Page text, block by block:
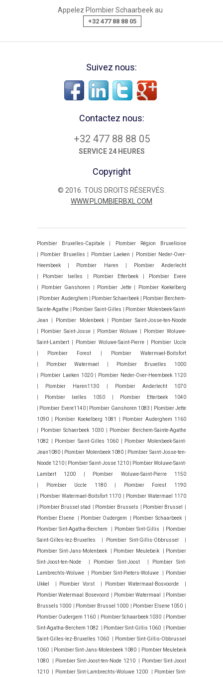
Appelez Plombier Schaarbeek au
+32 477 88 88 05
Suivez nous:
Contactez nous:
+32 477 88 88 05
SERVICE 24 HEURES
Copyright
© 2016. TOUS DROITS RÉSERVÉS.
WWW.PLOMBIERBXL.COM
Plombier Bruxelles-Capitale
Plombier Région Bruxelloise
Plombier Bruxelles Plombier Laeken
Plombier Neder-Over-
Heembeek| Plombier Haren
Plombier Anderlecht
Plombier Ixelles Plombier Etterbeek|
Plombier Evere
Plombier Ganshoren Plombier Jette|
Plombier Koekelberg
Plombier Auderghem Plombier Schaerbeek|
Plombier Berchem-
Sainte-Agathe
Plombier Saint-Gilles
Plombier Molenbeek-Saint-
Jean
Plombier Molenbeek|
Plombier Saint-Josse-ten-Noode
Plombier Saint-Josse| Plombier Woluwe
Plombier Woluwe-
Saint-Lambert
Plombier Woluwe-Saint-Pierre
Plombier Uccle
Plombier Forest
Plombier Watermael-Boitsfort
Plombier Watermael
Plombier Bruxelles 1000
Plombier Laeken 1020|
Plombier Neder-Over-Heembeek 1120
Plombier Haren1130
Plombier Anderlecht 1070
Plombier Ixelles 1050
Plombier Etterbeek 1040
Plombier Evere1140| Plombier Ganshoren 1083
Plombier Jette
1090
Plombier Koekelberg 1081
Plombier Auderghem 1160
Plombier Schaerbeek 1030
Plombier Berchem-Sainte-Agathe
1082
Plombier Saint-Gilles 1060
Plombier Molenbeek-Saint-
Jean1080
Plombier Molenbeek 1080
Plombier Saint-Josse-ten-
Noode 1210
Plombier Saint-Josse 1210
Plombier Woluwe-Saint-
Lambert 1200
Plombier Woluwe-Saint-Pierre 1150
Plombier Uccle 1180
Plombier Forest 1190
Plombier Watermael-Boitsfort 1170
Plombier Watermael 1170
Plombier Brussel stad Plombier Brussels Plombier Brussel
Plombier Elsene
Plombier Oudergem Plombier Schaarbeek|
Plombier Sint-Agatha-Berchem
Plombier Sint-Gillis
Plombier
Saint-Gilles-lez-Bruxelles
Plombier Sint-Gillis-Obbrussel
Plombier Sint-Jans-Molenbeek| Plombier Meulebeik|
Plombier
Sint-Joost-ten-Node
Plombier Sint-Joost
Plombier Sint-
Lambrechts-Woluwe
Plombier Sint-Pieters-Woluwe|
Plombier
Ukkel
Plombier Vorst Plombier Watermaal-Bosvoorde
Plombier Watermaal Bosevoord
Plombier Watermaal
Plombier
Brussels 1000
Plombier Brussel 1000 Plombier Elsene 1050
Plombier Oudergem 1160
Plombier Schaarbeek 1030|
Plombier
Sint-Agatha-Berchem 1082
Plombier Sint-Gillis 1060
Plombier
Saint-Gilles-lez-Bruxelles 1060
Plombier Sint-Gillis-Obbrussel
1060
Plombier Sint-Jans-Molenbeek 1080|
Plombier Meulebeik
1080
Plombier Sint-Joost-ten-Node 1210|
Plombier Sint-Joost
1210
Plombier Sint-Lambrechts-Woluwe 1200 Plombier Sint-